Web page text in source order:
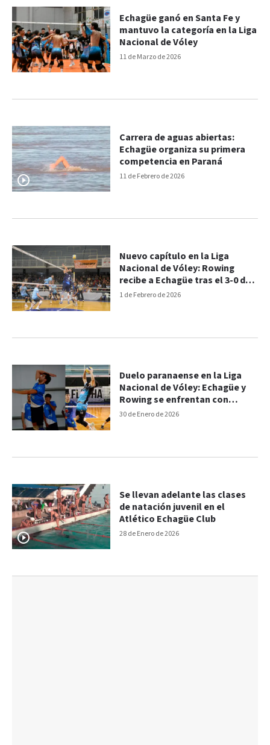
11 de Marzo de 2026
Echagüe ganó en Santa Fe y
mantuvo la categoría en la Liga
Nacional de Vóley
11 de Febrero de 2026
Carrera de aguas abiertas:
Echagüe organiza su primera
competencia en Paraná
1 de Febrero de 2026
Nuevo capítulo en la Liga
Nacional de Vóley: Rowing
recibe a Echagüe tras el 3-0 del
viernes
30 de Enero de 2026
Duelo paranaense en la Liga
Nacional de Vóley: Echagüe y
Rowing se enfrentan con
objetivos opuestos
28 de Enero de 2026
Se llevan adelante las clases
de natación juvenil en el
Atlético Echagüe Club